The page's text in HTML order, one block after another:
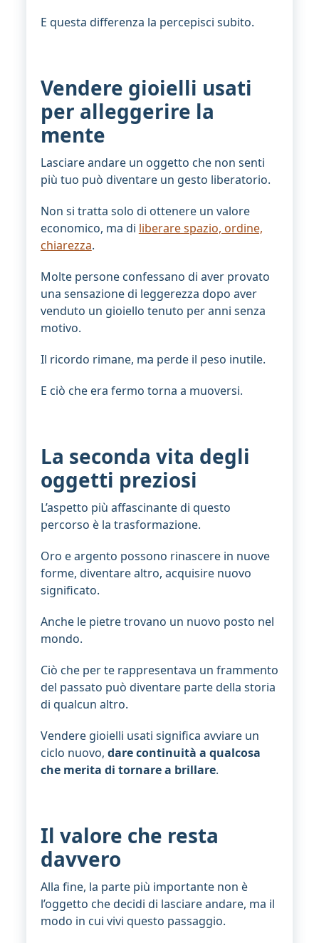
E questa differenza la percepisci subito.
Vendere gioielli usati
per alleggerire la
mente
Lasciare andare un oggetto che non senti
più tuo può diventare un gesto liberatorio.
Non si tratta solo di ottenere un valore
economico, ma di liberare spazio, ordine,
chiarezza.
Molte persone confessano di aver provato
una sensazione di leggerezza dopo aver
venduto un gioiello tenuto per anni senza
motivo.
Il ricordo rimane, ma perde il peso inutile.
E ciò che era fermo torna a muoversi.
La seconda vita degli
oggetti preziosi
L’aspetto più affascinante di questo
percorso è la trasformazione.
Oro e argento possono rinascere in nuove
forme, diventare altro, acquisire nuovo
significato.
Anche le pietre trovano un nuovo posto nel
mondo.
Ciò che per te rappresentava un frammento
del passato può diventare parte della storia
di qualcun altro.
Vendere gioielli usati significa avviare un
ciclo nuovo, dare continuità a qualcosa
che merita di tornare a brillare.
Il valore che resta
davvero
Alla fine, la parte più importante non è
l’oggetto che decidi di lasciare andare, ma il
modo in cui vivi questo passaggio.